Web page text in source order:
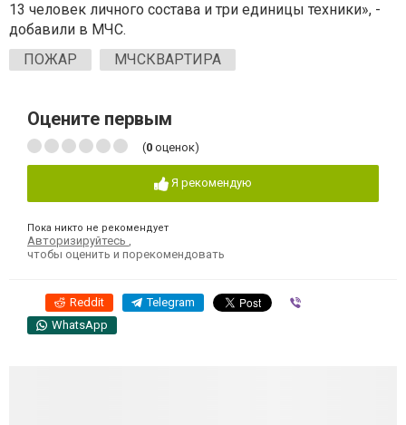
13 человек личного состава и три единицы техники», -
добавили в МЧС.
ПОЖАР
МЧСКВАРТИРА
Оцените первым
(0 оценок)
Я рекомендую
Пока никто не рекомендует
Авторизируйтесь
чтобы оценить и порекомендовать
Reddit Telegram
WhatsApp